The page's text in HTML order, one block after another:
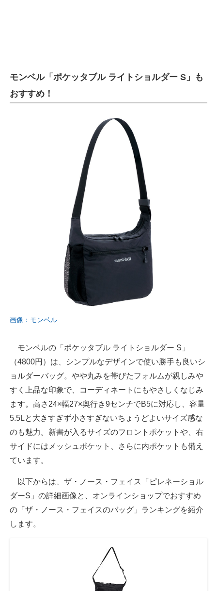
モンベル「ポケッタブル ライトショルダー S」も
おすすめ！
画像：モンベル
モンベルの「ポケッタブル ライトショルダー S」
（4800円）は、シンプルなデザインで使い勝手も良いシ
ョルダーバッグ。やや丸みを帯びたフォルムが親しみや
すく上品な印象で、コーディネートにもやさしくなじみ
ます。高さ24×幅27×奥行き9センチでB5に対応し、容量
5.5Lと大きすぎず小さすぎないちょうどよいサイズ感な
のも魅力。新書が入るサイズのフロントポケットや、右
サイドにはメッシュポケット、さらに内ポケットも備え
ています。
以下からは、ザ・ノース・フェイス「ピレネーショル
ダーS」の詳細画像と、オンラインショップでおすすめ
の「ザ・ノース・フェイスのバッグ」ランキングを紹介
します。